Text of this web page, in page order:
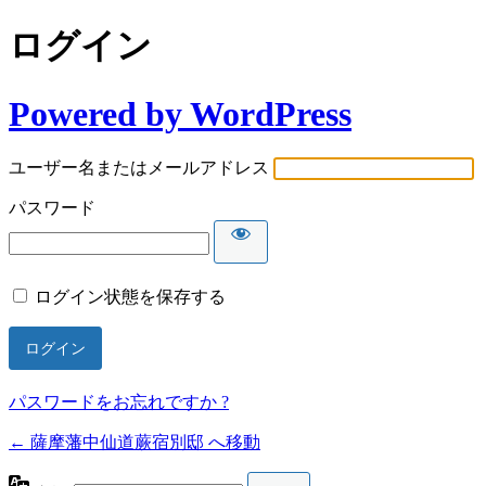
ログイン
Powered by WordPress
ユーザー名またはメールアドレス
パスワード
ログイン状態を保存する
パスワードをお忘れですか ?
← 薩摩藩中仙道蕨宿別邸 へ移動